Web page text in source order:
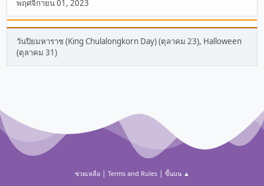
พฤศจิกายน 01, 2023
วันปิยมหาราช (King Chulalongkorn Day) (ตุลาคม 23), Halloween
(ตุลาคม 31)
ช่วยเหลือ| Terms and Rules| ขึ้นบน ▲